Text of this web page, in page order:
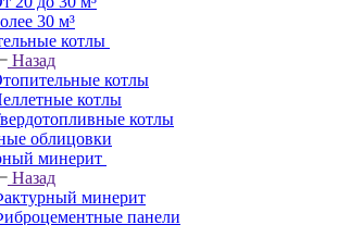
30 м³
котлы
Назад
котлы
котлы
котлы
облицовки
минерит
Назад
минерит
панели